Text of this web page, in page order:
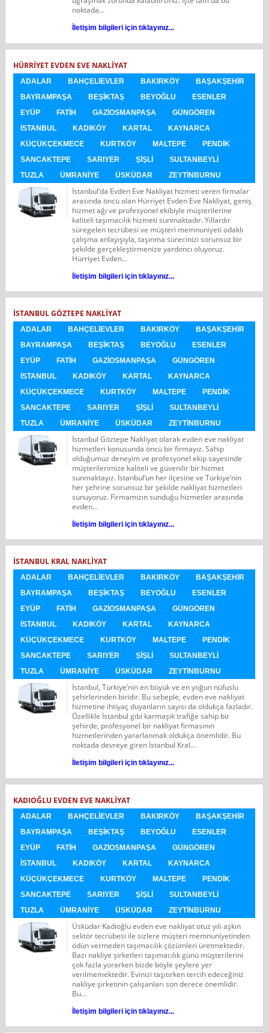
noktada...
İletişim bilgileri için tıklayınız...
HÜRRIYET EVDEN EVE NAKLIYAT
ADALAR BAHÇELIEVLER BAKIRKÖY
BAŞAKŞEHIR
BAYRAMPAŞA
BEŞIKTAŞ BEYOĞLU
ESENLER
EYÜP
FATIH GAZIOSMANPAŞA
GÜNGÖREN
İSTANBUL
KADIKÖY KARTAL
KAYNARCA
KÜÇÜKÇEKMECE
KURTKÖY MALTEPE
PENDIK
SANCAKTEPE
SARIYER ŞIŞLI
SULTANBEYLI
TUZLA
ÜMRANIYE ÜSKÜDAR ZEYTINBURNU
İstanbul‘da Evden Eve Nakliyat hizmeti veren firmalar
arasında öncü olan Hürriyet Evden Eve Nakliyat, geniş
hizmet ağı ve profesyonel ekibiyle müşterilerine
kaliteli taşımacılık hizmeti sunmaktadır. Yıllardır
süregelen tecrübesi ve müşteri memnuniyeti odaklı
çalışma anlayışıyla, taşınma sürecinizi sorunsuz bir
şekilde gerçekleştirmenize yardımcı oluyoruz.
Hürriyet Evden...
İletişim bilgileri için tıklayınız...
İSTANBUL GÖZTEPE NAKLIYAT
ADALAR BAHÇELIEVLER BAKIRKÖY
BAŞAKŞEHIR
BAYRAMPAŞA
BEŞIKTAŞ BEYOĞLU
ESENLER
EYÜP
FATIH GAZIOSMANPAŞA
GÜNGÖREN
İSTANBUL
KADIKÖY KARTAL
KAYNARCA
KÜÇÜKÇEKMECE
KURTKÖY MALTEPE
PENDIK
SANCAKTEPE
SARIYER ŞIŞLI
SULTANBEYLI
TUZLA
ÜMRANIYE ÜSKÜDAR ZEYTINBURNU
İstanbul Göztepe Nakliyat olarak evden eve nakliyat
hizmetleri konusunda öncü bir firmayız. Sahip
olduğumuz deneyim ve profesyonel ekip sayesinde
müşterilerimize kaliteli ve güvenilir bir hizmet
sunmaktayız. İstanbul’un her ilçesine ve Türkiye’nin
her şehrine sorunsuz bir şekilde nakliyat hizmetleri
sunuyoruz. Firmamızın sunduğu hizmetler arasında
evden...
İletişim bilgileri için tıklayınız...
İSTANBUL KRAL NAKLIYAT
ADALAR BAHÇELIEVLER BAKIRKÖY
BAŞAKŞEHIR
BAYRAMPAŞA
BEŞIKTAŞ BEYOĞLU
ESENLER
EYÜP
FATIH GAZIOSMANPAŞA
GÜNGÖREN
İSTANBUL
KADIKÖY KARTAL
KAYNARCA
KÜÇÜKÇEKMECE
KURTKÖY MALTEPE
PENDIK
SANCAKTEPE
SARIYER ŞIŞLI
SULTANBEYLI
TUZLA
ÜMRANIYE ÜSKÜDAR ZEYTINBURNU
İstanbul, Türkiye’nin en büyük ve en yoğun nüfuslu
şehirlerinden biridir. Bu sebeple, evden eve nakliyat
hizmetine ihtiyaç duyanların sayısı da oldukça fazladır.
Özellikle İstanbul gibi karmaşık trafiğe sahip bir
şehirde, profesyonel bir nakliyat firmasının
hizmetlerinden yararlanmak oldukça önemlidir. Bu
noktada devreye giren İstanbul Kral...
İletişim bilgileri için tıklayınız...
KADIOĞLU EVDEN EVE NAKLIYAT
ADALAR BAHÇELIEVLER BAKIRKÖY
BAŞAKŞEHIR
BAYRAMPAŞA
BEŞIKTAŞ BEYOĞLU
ESENLER
EYÜP
FATIH GAZIOSMANPAŞA
GÜNGÖREN
İSTANBUL
KADIKÖY KARTAL
KAYNARCA
KÜÇÜKÇEKMECE
KURTKÖY MALTEPE
PENDIK
SANCAKTEPE
SARIYER ŞIŞLI
SULTANBEYLI
TUZLA
ÜMRANIYE ÜSKÜDAR ZEYTINBURNU
Üsküdar Kadıoğlu evden eve nakliyat otuz yılı aşkın
sektör tecrübesi ile sizlere müşteri memnuniyetinden
ödün vermeden taşımacılık çözümleri üretmektedir.
Bazı nakliye şirketleri taşımacılık günü müşterilerini
çok fazla yorarken bizde böyle şeylere yer
verilmemektedir. Evinizi taşıtırken tercih edeceğiniz
nakliye şirketinin çalışanları son derece önemlidir.
Bu...
İletişim bilgileri için tıklayınız...